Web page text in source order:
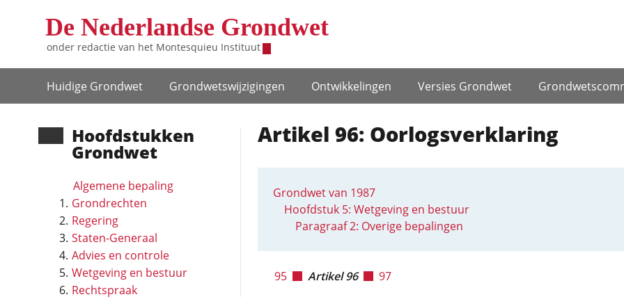
De Nederlandse Grondwet
onder redactie van het Montesquieu Instituut
Hoofdnavigatie
Huidige Grondwet Grondwets­wijzigingen Ontwikke­lingen Versies Grondwet
Hoofd­stukken
Grondwet
Algemene bepaling
Grondrechten
Regering
Staten-Generaal
Advies en controle
Wetgeving en bestuur
Rechtspraak
Artikel 96: Oorlogsverklaring
Grondwet van 1987
Hoofdstuk 5: Wetgeving en bestuur
Paragraaf 2: Overige bepalingen
95 Artikel 96 97